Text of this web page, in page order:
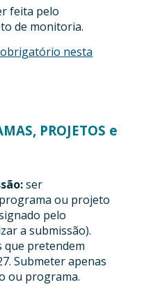
feita pelo
de monitoria.
nesta
PROJETOS e
ser
ou projeto
pelo
a submissão).
pretendem
Submeter apenas
ou programa.